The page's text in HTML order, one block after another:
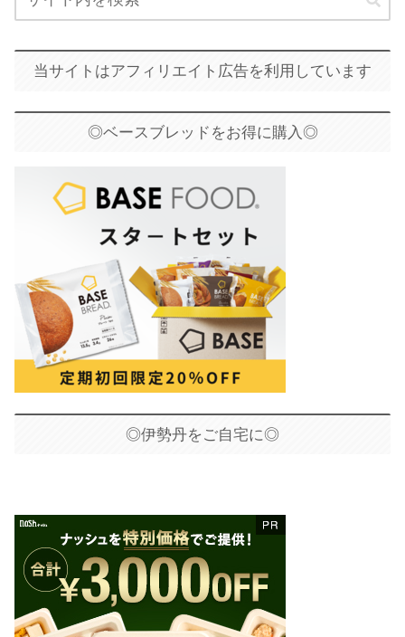
当サイトはアフィリエイト広告を利用しています
◎ベースブレッドをお得に購入◎
◎伊勢丹をご自宅に◎